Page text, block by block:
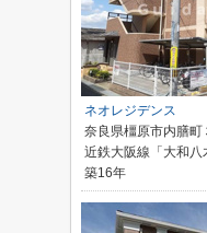
ネオレジデンス
奈良県橿原市内膳町
近鉄大阪線「大和八
築16年